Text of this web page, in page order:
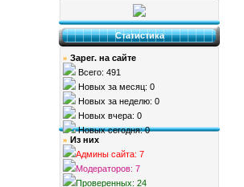
Статистика
» Зарег. на сайте
Всего: 491
Новых за месяц: 0
Новых за неделю: 0
Новых вчера: 0
Новых сегодня: 0
» Из них
Админы сайта: 7
Модераторов: 7
Проверенных: 24